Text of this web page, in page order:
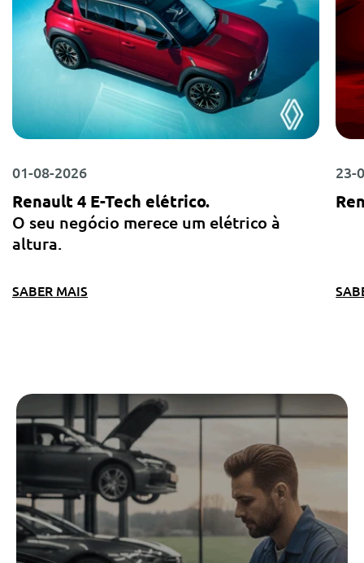
01-08-2026
Renault 4 E-Tech elétrico.
O seu negócio merece um elétrico à
altura.
SABER MAIS
23-